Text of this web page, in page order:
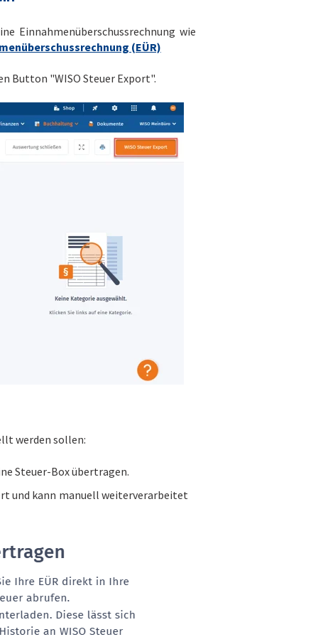
Einnahmenüberschussrechnung wie
(EÜR)
Button "WISO Steuer Export".
werden sollen:
Steuer-Box übertragen.
und kann manuell weiterverarbeitet